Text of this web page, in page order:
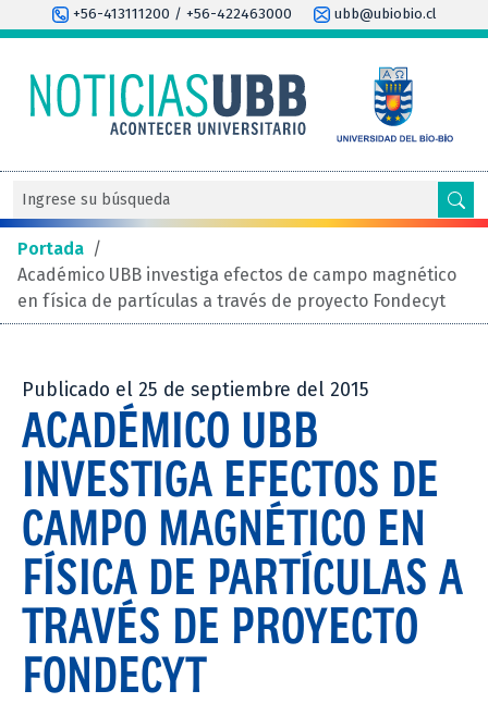
+56-413111200 / +56-422463000 ubb@ubiobio.cl
Portada /
Académico UBB investiga efectos de campo magnético
en física de partículas a través de proyecto Fondecyt
Publicado el 25 de septiembre del 2015
ACADÉMICO UBB
INVESTIGA EFECTOS DE
CAMPO MAGNÉTICO EN
FÍSICA DE PARTÍCULAS A
TRAVÉS DE PROYECTO
FONDECYT